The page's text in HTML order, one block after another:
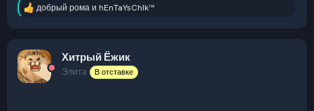
Р
ц
и
и
добрый ромаи hEnTaYsChIk™
Хитрый Ёжик
Элита В отставке